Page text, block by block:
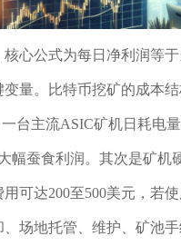
心公式为每日净利润等
量。比特币挖矿的成本
台主流ASIC矿机日耗电
幅蚕食利润。其次是矿机
可达200至500美元，若
场地托管、维护、矿池